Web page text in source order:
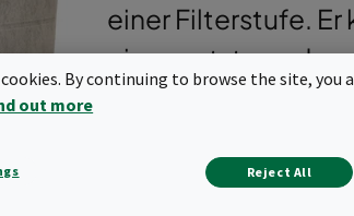
einer Filterstufe. Er
eingesetzt
meisten externen
Wirkungsgraden
"Zwei Filter in einem"
By continuing to browse the site, you
out more
Reject All